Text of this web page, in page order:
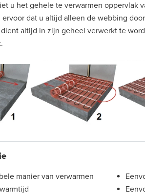
u het gehele te verwarmen oppervlak
ervoor dat u altijd alleen de webbing
altijd in zijn geheel verwerkt te
manier van verwarmen